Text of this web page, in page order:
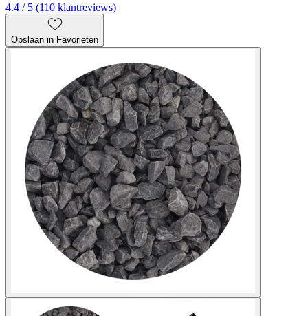
4.4 / 5 (110 klantreviews)
Opslaan in Favorieten